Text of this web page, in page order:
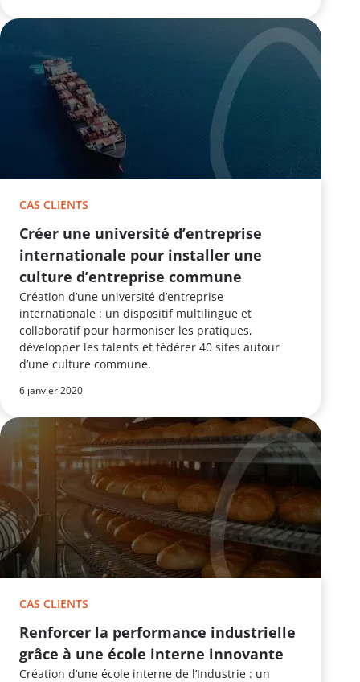
CAS CLIENTS
Créer une université d’entreprise
internationale pour installer une
culture d’entreprise commune
Création d’une université d’entreprise
internationale : un dispositif multilingue et
collaboratif pour harmoniser les pratiques,
développer les talents et fédérer 40 sites autour
d’une culture commune.
6 janvier 2020
CAS CLIENTS
Renforcer la performance industrielle
grâce à une école interne innovante
Création d’une école interne de l’Industrie : un